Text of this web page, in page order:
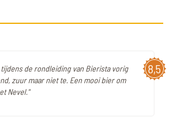
8,5
de rondleiding van Bierista vorig
zuur maar niet te. Een mooi bier om
Nevel."